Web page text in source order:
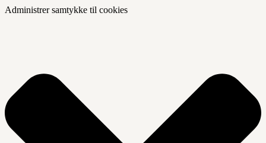
Administrer samtykke til cookies